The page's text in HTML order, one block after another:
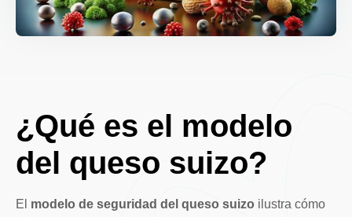
¿Qué es el modelo
del queso suizo?
El modelo de seguridad del queso suizo ilustra cómo